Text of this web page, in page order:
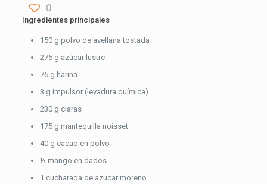
0
Ingredientes principales
150 g polvo de avellana tostada
275 g azúcar lustre
75 g harina
3 g impulsor (levadura química)
230 g claras
175 g mantequilla noisset
40 g cacao en polvo
½ mango en dados
1 cucharada de azúcar moreno